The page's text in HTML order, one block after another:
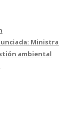
Ministra
ambiental